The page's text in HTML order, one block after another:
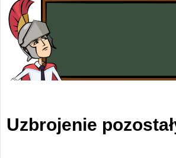
Uzbrojenie